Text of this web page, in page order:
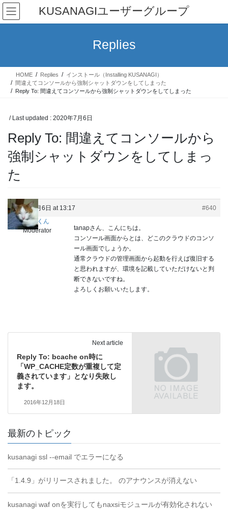
Skip
the
Skip
the
KUSANAGIユーザーグループ
Replies
HOME Replies
インストール（Installing KUSANAGI）
間違えてコンソールから強制シャットダウンをしてしまった
Reply To: 間違えてコンソールから強制シャットダウンをしてしまった
/ Last updated : 2020年7月6日
Reply To: 間違えてコンソールから
強制シャットダウンをしてしまっ
た
2020年7月6日 at 13:17
#640
しょうくん
Moderator
tanapさん、こんにちは。
コンソール画面からとは、どこのクラウドのコンソ
ール画面でしょうか。
通常クラウドの管理画面から起動を行えば復旧する
と思われますが、環境を記載していただけないと判
断できないですね。
よろしくお願いいたします。
Next article
Reply To: bcache on時に
「WP_CACHE定数が重複して定
義されています」となり失敗し
ます。
2016年12月18日
最新のトピック
kusanagi ssl --email でエラーになる
「1.4.9」がリリースされました。 のアナウンスが消えない
kusanagi waf onを実行してもnaxsiモジュールが有効化されない